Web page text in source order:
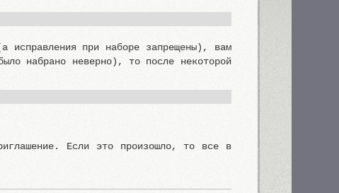
исправления при наборе запрещены), вам
набрано неверно), то после некоторой
Если это произошло, то все в